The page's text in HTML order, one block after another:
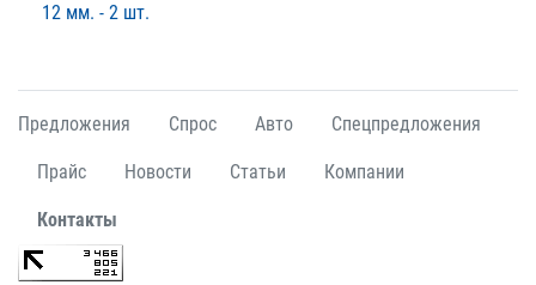
12 мм. - 2 шт.
Предложения Спрос Авто Спецпредложения
Прайс Новости Статьи Компании
Контакты